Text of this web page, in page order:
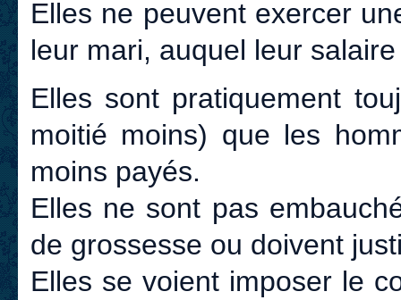
Elles ne peuvent exercer
leur mari, auquel leur
Elles sont pratiquement
moitié moins) que les
moins payés.
Elles ne sont pas
de grossesse ou doivent
Elles se voient imposer le